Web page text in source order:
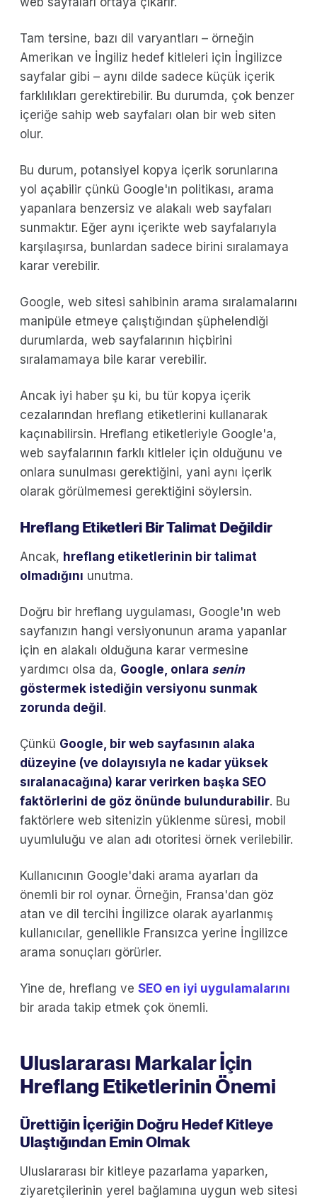
Tam tersine, bazı dil varyantları – örneğin
Amerikan ve İngiliz hedef kitleleri için İngilizce
sayfalar gibi – aynı dilde sadece küçük içerik
farklılıkları gerektirebilir. Bu durumda, çok benzer
içeriğe sahip web sayfaları olan bir web siten
olur.
Bu durum, potansiyel kopya içerik sorunlarına
yol açabilir çünkü Google'ın politikası, arama
yapanlara benzersiz ve alakalı web sayfaları
sunmaktır. Eğer aynı içerikte web sayfalarıyla
karşılaşırsa, bunlardan sadece birini sıralamaya
karar verebilir.
Google, web sitesi sahibinin arama sıralamalarını
manipüle etmeye çalıştığından şüphelendiği
durumlarda, web sayfalarının hiçbirini
sıralamamaya bile karar verebilir.
Ancak iyi haber şu ki, bu tür kopya içerik
cezalarından hreflang etiketlerini kullanarak
kaçınabilirsin. Hreflang etiketleriyle Google'a,
web sayfalarının farklı kitleler için olduğunu ve
onlara sunulması gerektiğini, yani aynı içerik
olarak görülmemesi gerektiğini söylersin.
Hreflang Etiketleri Bir Talimat Değildir
Ancak, hreflang etiketlerinin bir talimat
olmadığını unutma.
Doğru bir hreflang uygulaması, Google'ın web
sayfanızın hangi versiyonunun arama yapanlar
için en alakalı olduğuna karar vermesine
yardımcı olsa da, Google, onlara senin
göstermek istediğin versiyonu sunmak
zorunda değil .
Çünkü Google, bir web sayfasının alaka
düzeyine (ve dolayısıyla ne kadar yüksek
sıralanacağına) karar verirken başka SEO
faktörlerini de göz önünde bulundurabilir. Bu
faktörlere web sitenizin yüklenme süresi, mobil
uyumluluğu ve alan adı otoritesi örnek verilebilir.
Kullanıcının Google'daki arama ayarları da
önemli bir rol oynar. Örneğin, Fransa'dan göz
atan ve dil tercihi İngilizce olarak ayarlanmış
kullanıcılar, genellikle Fransızca yerine İngilizce
arama sonuçları görürler.
Yine de, hreflang ve SEO en iyi uygulamalarını
bir arada takip etmek çok önemli.
Uluslararası Markalar İçin
Hreflang Etiketlerinin Önemi
Ürettiğin İçeriğin Doğru Hedef Kitleye
Ulaştığından Emin Olmak
Uluslararası bir kitleye pazarlama yaparken,
ziyaretçilerinin yerel bağlamına uygun web sitesi